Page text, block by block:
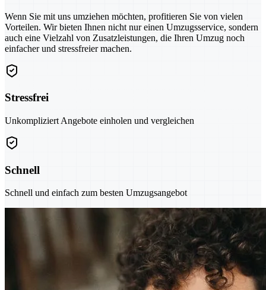
Wenn Sie mit uns umziehen möchten, profitieren Sie von vielen
Vorteilen. Wir bieten Ihnen nicht nur einen Umzugsservice, sondern
auch eine Vielzahl von Zusatzleistungen, die Ihren Umzug noch
einfacher und stressfreier machen.
Stressfrei
Unkompliziert Angebote einholen und vergleichen
Schnell
Schnell und einfach zum besten Umzugsangebot